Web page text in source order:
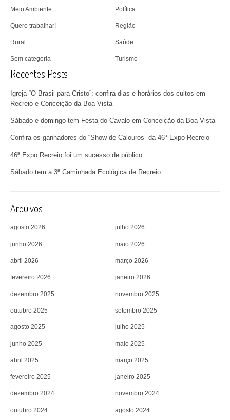
Meio Ambiente Política
Quero trabalhar! Região
Rural Saúde
Sem categoria Turismo
Recentes Posts
Igreja “O Brasil para Cristo”: confira dias e horários dos cultos em
Recreio e Conceição da Boa Vista
Sábado e domingo tem Festa do Cavalo em Conceição da Boa Vista
Confira os ganhadores do “Show de Calouros” da 46ª Expo Recreio
46ª Expo Recreio foi um sucesso de público
Sábado tem a 3ª Caminhada Ecológica de Recreio
Arquivos
agosto 2026 julho 2026
junho 2026 maio 2026
abril 2026 março 2026
fevereiro 2026 janeiro 2026
dezembro 2025 novembro 2025
outubro 2025 setembro 2025
agosto 2025 julho 2025
junho 2025 maio 2025
abril 2025 março 2025
fevereiro 2025 janeiro 2025
dezembro 2024 novembro 2024
outubro 2024 agosto 2024